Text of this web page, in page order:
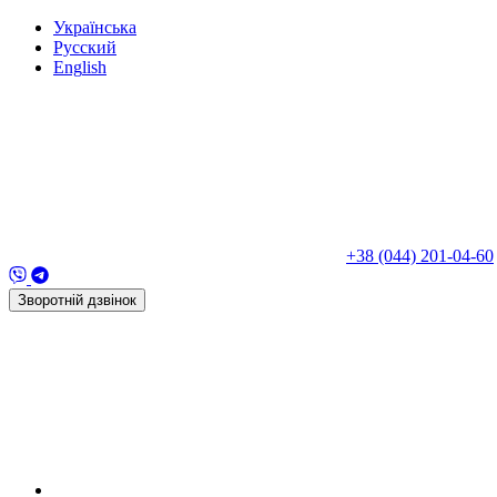
Українська
Русский
English
+38 (044) 201-04-60
Зворотній дзвінок